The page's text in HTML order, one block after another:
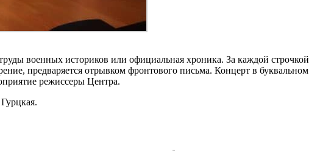
военных историков или официальная хроника. За каждой строчкой
предваряется отрывком фронтового письма. Концерт в буквальном
режиссеры Центра.